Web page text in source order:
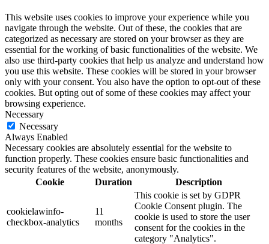
This website uses cookies to improve your experience while you
navigate through the website. Out of these, the cookies that are
categorized as necessary are stored on your browser as they are
essential for the working of basic functionalities of the website. We
also use third-party cookies that help us analyze and understand how
you use this website. These cookies will be stored in your browser
only with your consent. You also have the option to opt-out of these
cookies. But opting out of some of these cookies may affect your
browsing experience.
Necessary
Necessary
Always Enabled
Necessary cookies are absolutely essential for the website to
function properly. These cookies ensure basic functionalities and
security features of the website, anonymously.
Cookie
Duration Description
cookielawinfo-
checkbox-analytics
11
months
This cookie is set by GDPR
Cookie Consent plugin. The
cookie is used to store the user
consent for the cookies in the
category "Analytics".